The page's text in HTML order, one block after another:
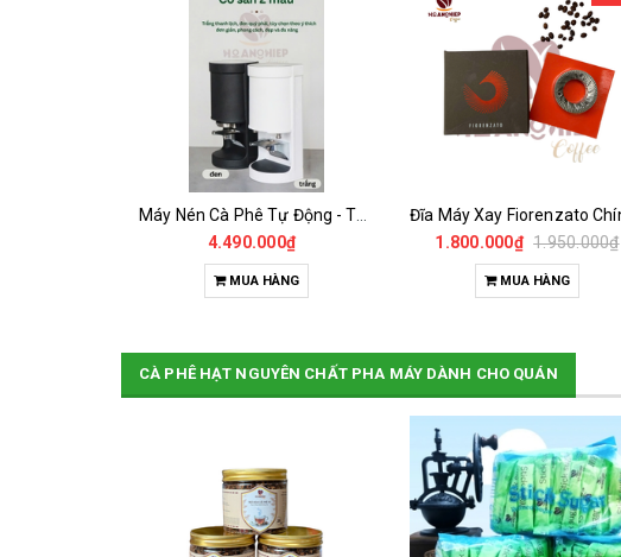
Máy Nén Cà Phê Tự Động - Tamper Electric 58MM
4.490.000₫
MUA HÀNG
1.800.000₫ 1.950.000₫
MUA HÀNG
CÀ PHÊ HẠT NGUYÊN CHẤT PHA MÁY DÀNH CHO QUÁN